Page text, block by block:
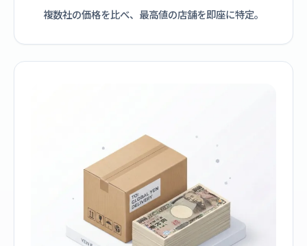
複数社の価格を比べ、最高値の店舗を即座に特定。